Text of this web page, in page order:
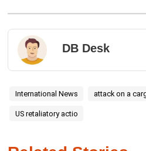
DB Desk
International News attack on a
US retaliatory actio